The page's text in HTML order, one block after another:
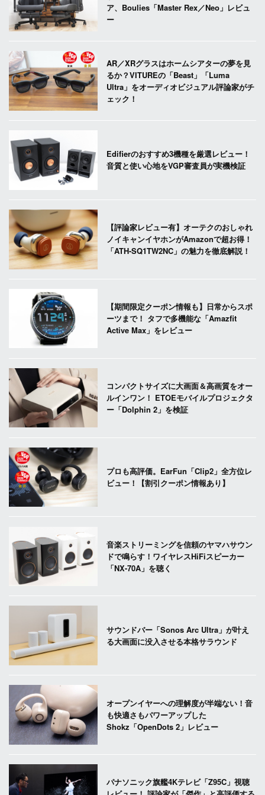
ア、Boulies「Master Rex／Neo」レビュ
ー
AR／XRグラスはホームシアターの夢を見
るか？VITUREの「Beast」「Luma
Ultra」をオーディオビジュアル評論家がチ
ェック！
Edifierのおすすめ3機種を厳選レビュー！
音質と使い心地をVGP審査員が実機検証
【評論家レビュー有】オーテクのおしゃれ
ノイキャンイヤホンがAmazonで超お得！
「ATH-SQ1TW2NC」の魅力を徹底解説！
【期間限定クーポン情報も】日常からスポ
ーツまで！ タフで多機能な「Amazfit
Active Max」をレビュー
コンパクトサイズに大画面＆高画質をオー
ルインワン！ ETOEモバイルプロジェクタ
ー「Dolphin 2」を検証
プロも高評価。EarFun「Clip2」全方位レ
ビュー！【割引クーポン情報あり】
音楽ストリーミングを信頼のヤマハサウン
ドで鳴らす！ワイヤレスHiFiスピーカー
「NX-70A」を聴く
サウンドバー「Sonos Arc Ultra」が叶え
る大画面に没入させる本格サラウンド
オープンイヤーへの理解度が半端ない！音
も快適さもパワーアップした
Shokz「OpenDots 2」レビュー
パナソニック旗艦4Kテレビ「Z95C」視聴